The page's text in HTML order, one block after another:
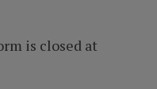
is closed at